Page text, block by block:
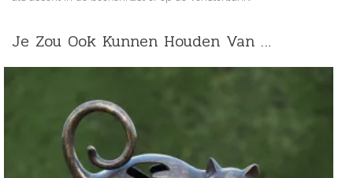
Je Zou Ook Kunnen Houden Van …